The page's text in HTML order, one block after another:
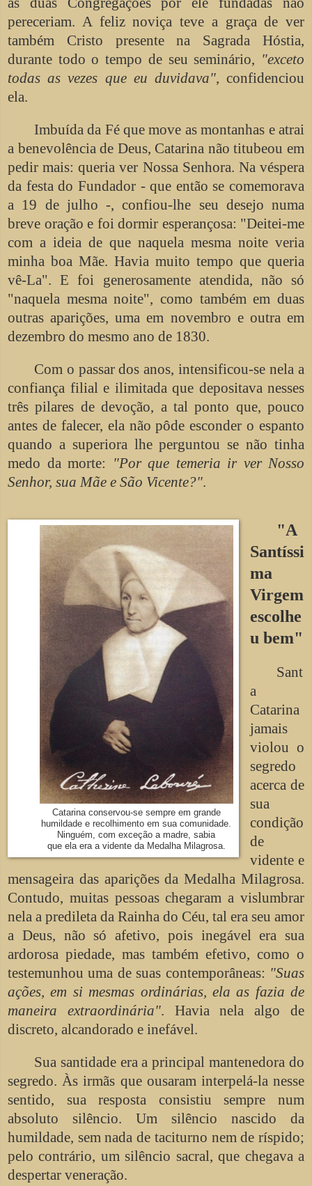
pereceriam. A feliz noviça teve a graça de ver
também Cristo presente na Sagrada Hóstia,
durante todo o tempo de seu seminário, "exceto
todas as vezes que eu duvidava", confidenciou
ela.
Imbuída da Fé que move as montanhas e atrai
a benevolência de Deus, Catarina não titubeou em
pedir mais: queria ver Nossa Senhora. Na véspera
da festa do Fundador - que então se comemorava
a 19 de julho -, confiou-lhe seu desejo numa
breve oração e foi dormir esperançosa: "Deitei-me
com a ideia de que naquela mesma noite veria
minha boa Mãe. Havia muito tempo que queria
vê-La". E foi generosamente atendida, não só
"naquela mesma noite", como também em duas
outras aparições, uma em novembro e outra em
dezembro do mesmo ano de 1830.
Com o passar dos anos, intensificou-se nela a
confiança filial e ilimitada que depositava nesses
três pilares de devoção, a tal ponto que, pouco
antes de falecer, ela não pôde esconder o espanto
quando a superiora lhe perguntou se não tinha
medo da morte: "Por que temeria ir ver Nosso
Senhor, sua Mãe e São Vicente?".
Catarina conservou-se sempre em grande
humildade e recolhimento em sua comunidade.
Ninguém, com exceção a madre, sabia
que ela era a vidente da Medalha Milagrosa.
"A
Santíssi
ma
Virgem
escolhe
u bem"
Sant
a
Catarina
jamais
violou o
segredo
acerca de
sua
condição
de
vidente e
mensageira das aparições da Medalha Milagrosa.
Contudo, muitas pessoas chegaram a vislumbrar
nela a predileta da Rainha do Céu, tal era seu amor
a Deus, não só afetivo, pois inegável era sua
ardorosa piedade, mas também efetivo, como o
testemunhou uma de suas contemporâneas: "Suas
ações, em si mesmas ordinárias, ela as fazia de
maneira extraordinária". Havia nela algo de
discreto, alcandorado e inefável.
Sua santidade era a principal mantenedora do
segredo. Às irmãs que ousaram interpelá-la nesse
sentido, sua resposta consistiu sempre num
absoluto silêncio. Um silêncio nascido da
humildade, sem nada de taciturno nem de ríspido;
pelo contrário, um silêncio sacral, que chegava a
despertar veneração.